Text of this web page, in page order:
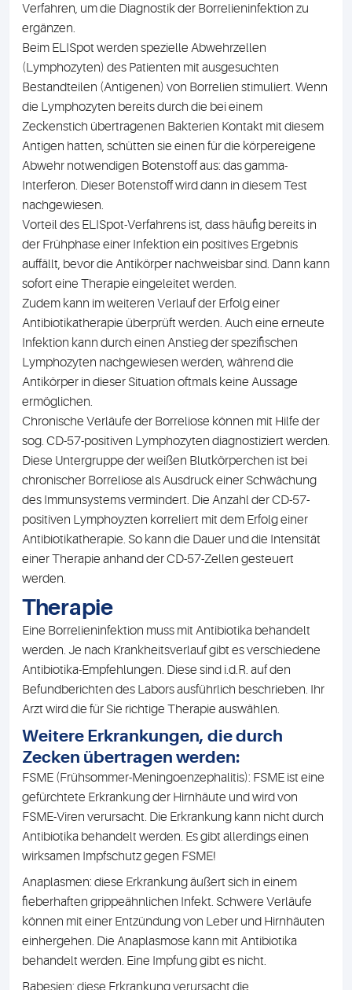
Verfahren, um die Diagnostik der Borrelieninfektion zu
ergänzen.
Beim ELISpot werden spezielle Abwehrzellen
(Lymphozyten) des Patienten mit ausgesuchten
Bestandteilen (Antigenen) von Borrelien stimuliert. Wenn
die Lymphozyten bereits durch die bei einem
Zeckenstich übertragenen Bakterien Kontakt mit diesem
Antigen hatten, schütten sie einen für die körpereigene
Abwehr notwendigen Botenstoff aus: das gamma-
Interferon. Dieser Botenstoff wird dann in diesem Test
nachgewiesen.
Vorteil des ELISpot-Verfahrens ist, dass häufig bereits in
der Frühphase einer Infektion ein positives Ergebnis
auffällt, bevor die Antikörper nachweisbar sind. Dann kann
sofort eine Therapie eingeleitet werden.
Zudem kann im weiteren Verlauf der Erfolg einer
Antibiotikatherapie überprüft werden. Auch eine erneute
Infektion kann durch einen Anstieg der spezifischen
Lymphozyten nachgewiesen werden, während die
Antikörper in dieser Situation oftmals keine Aussage
ermöglichen.
Chronische Verläufe der Borreliose können mit Hilfe der
sog. CD-57-positiven Lymphozyten diagnostiziert werden.
Diese Untergruppe der weißen Blutkörperchen ist bei
chronischer Borreliose als Ausdruck einer Schwächung
des Immunsystems vermindert. Die Anzahl der CD-57-
positiven Lymphoyzten korreliert mit dem Erfolg einer
Antibiotikatherapie. So kann die Dauer und die Intensität
einer Therapie anhand der CD-57-Zellen gesteuert
werden.
Therapie
Eine Borrelieninfektion muss mit Antibiotika behandelt
werden. Je nach Krankheitsverlauf gibt es verschiedene
Antibiotika-Empfehlungen. Diese sind i.d.R. auf den
Befundberichten des Labors ausführlich beschrieben. Ihr
Arzt wird die für Sie richtige Therapie auswählen.
Weitere Erkrankungen, die durch
Zecken übertragen werden:
FSME (Frühsommer-Meningoenzephalitis): FSME ist eine
gefürchtete Erkrankung der Hirnhäute und wird von
FSME-Viren verursacht. Die Erkrankung kann nicht durch
Antibiotika behandelt werden. Es gibt allerdings einen
wirksamen Impfschutz gegen FSME!
Anaplasmen: diese Erkrankung äußert sich in einem
fieberhaften grippeähnlichen Infekt. Schwere Verläufe
können mit einer Entzündung von Leber und Hirnhäuten
einhergehen. Die Anaplasmose kann mit Antibiotika
behandelt werden. Eine Impfung gibt es nicht.
Babesien: diese Erkrankung verursacht die